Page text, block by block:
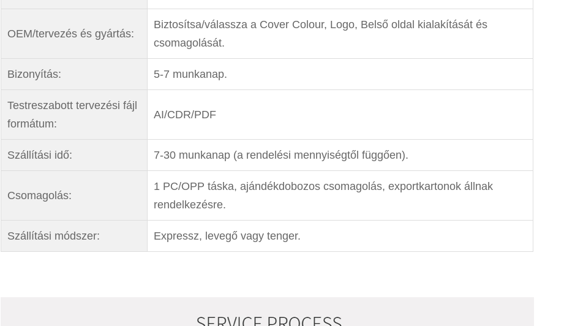
OEM/tervezés és gyártás:
Biztosítsa/válassza a Cover Colour, Logo, Belső oldal kialakítását és
csomagolását.
Bizonyítás: 5-7 munkanap.
Testreszabott tervezési fájl
formátum:
AI/CDR/PDF
Szállítási idő: 7-30 munkanap (a rendelési mennyiségtől függően).
Csomagolás:
1 PC/OPP táska, ajándékdobozos csomagolás, exportkartonok állnak
rendelkezésre.
Szállítási módszer: Expressz, levegő vagy tenger.